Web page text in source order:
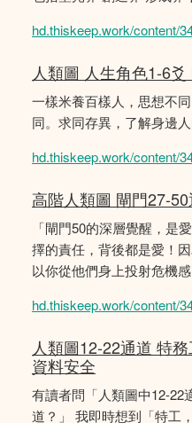
hd.thiskeep.work/content/
人類圖 人生角色1-6
一樣米養百樣人，思想不
同。求同存異，了解身邊人
hd.thiskeep.work/content/
高階人類圖 閘門27-
「閘門50的深層覺醒，是
擇的責任，背後都是愛！
以你從他們身上投射危機
hd.thiskeep.work/content/
人類圖12-22通道 特
資料安全
有讀者問「人類圖中12-22
道？」 我即時想到「特工